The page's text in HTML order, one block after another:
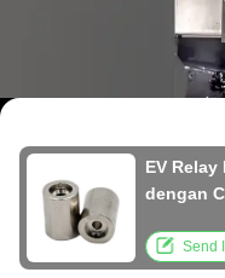
EV
dengan
Send